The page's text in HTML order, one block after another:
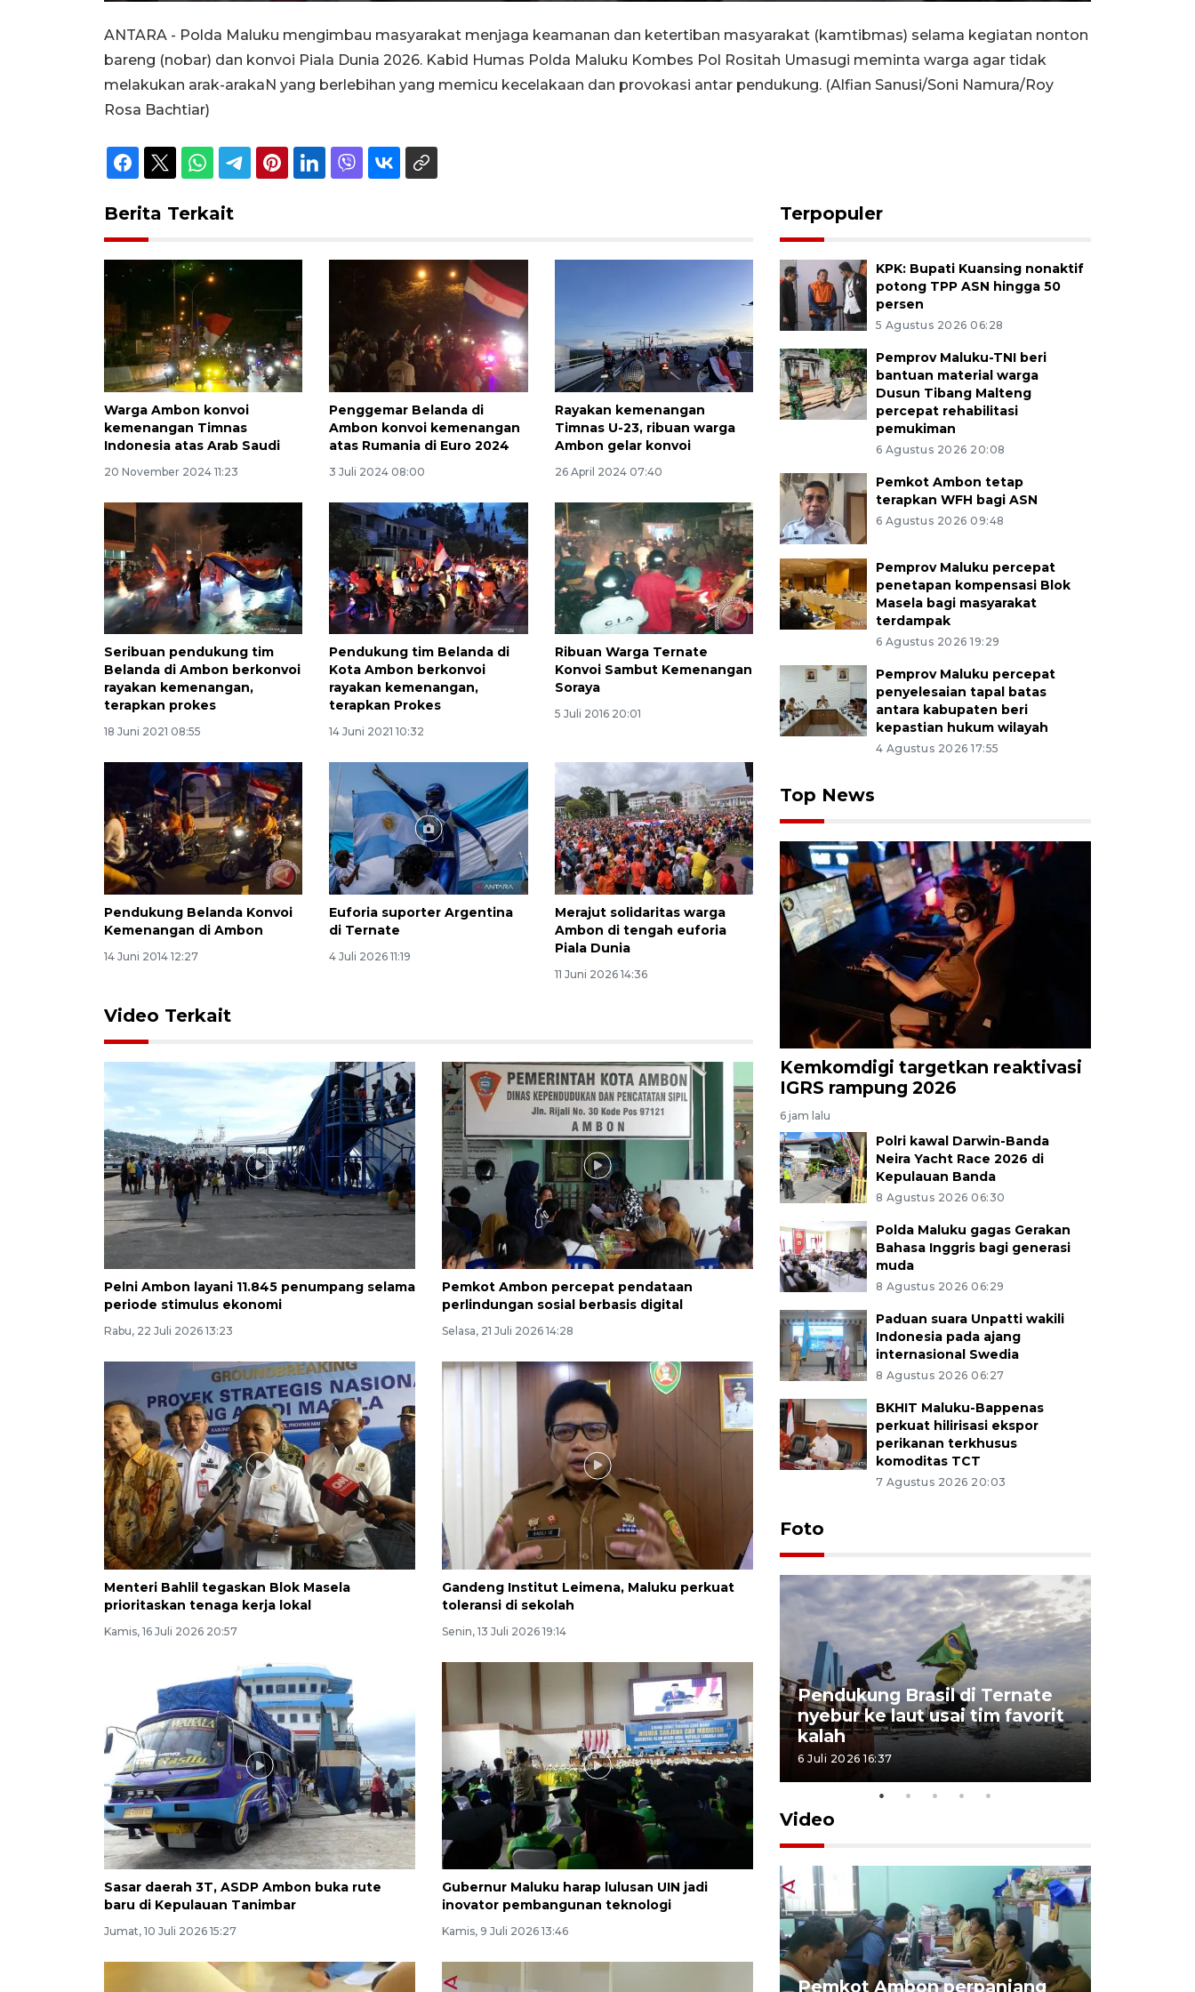
ANTARA - Polda Maluku mengimbau masyarakat menjaga keamanan dan ketertiban masyarakat (kamtibmas) selama kegiatan nonton
bareng (nobar) dan konvoi Piala Dunia 2026. Kabid Humas Polda Maluku Kombes Pol Rositah Umasugi meminta warga agar tidak
melakukan arak-arakaN yang berlebihan yang memicu kecelakaan dan provokasi antar pendukung. (Alfian Sanusi/Soni Namura/Roy
Rosa Bachtiar)
Berita Terkait
Warga Ambon konvoi
kemenangan Timnas
Indonesia atas Arab Saudi
20 November 2024 11:23
Penggemar Belanda di
Ambon konvoi kemenangan
atas Rumania di Euro 2024
3 Juli 2024 08:00
Rayakan kemenangan
Timnas U-23, ribuan warga
Ambon gelar konvoi
26 April 2024 07:40
Seribuan pendukung tim
Belanda di Ambon berkonvoi
rayakan kemenangan,
terapkan prokes
18 Juni 2021 08:55
Pendukung tim Belanda di
Kota Ambon berkonvoi
rayakan kemenangan,
terapkan Prokes
14 Juni 2021 10:32
Ribuan Warga Ternate
Konvoi Sambut Kemenangan
Soraya
5 Juli 2016 20:01
Pendukung Belanda Konvoi
Kemenangan di Ambon
14 Juni 2014 12:27
Euforia suporter Argentina
di Ternate
4 Juli 2026 11:19
Merajut solidaritas warga
Ambon di tengah euforia
Piala Dunia
11 Juni 2026 14:36
Video Terkait
Pelni Ambon layani 11.845 penumpang selama
periode stimulus ekonomi
Rabu, 22 Juli 2026 13:23
Pemkot Ambon percepat pendataan
perlindungan sosial berbasis digital
Selasa, 21 Juli 2026 14:28
Menteri Bahlil tegaskan Blok Masela
prioritaskan tenaga kerja lokal
Kamis, 16 Juli 2026 20:57
Gandeng Institut Leimena, Maluku perkuat
toleransi di sekolah
Senin, 13 Juli 2026 19:14
Sasar daerah 3T, ASDP Ambon buka rute
baru di Kepulauan Tanimbar
Jumat, 10 Juli 2026 15:27
Gubernur Maluku harap lulusan UIN jadi
inovator pembangunan teknologi
Kamis, 9 Juli 2026 13:46
Terpopuler
KPK: Bupati Kuansing nonaktif
potong TPP ASN hingga 50
persen
5 Agustus 2026 06:28
Pemprov Maluku-TNI beri
bantuan material warga
Dusun Tibang Malteng
percepat rehabilitasi
pemukiman
6 Agustus 2026 20:08
Pemkot Ambon tetap
terapkan WFH bagi ASN
6 Agustus 2026 09:48
Pemprov Maluku percepat
penetapan kompensasi Blok
Masela bagi masyarakat
terdampak
6 Agustus 2026 19:29
Pemprov Maluku percepat
penyelesaian tapal batas
antara kabupaten beri
kepastian hukum wilayah
4 Agustus 2026 17:55
Top News
Kemkomdigi targetkan reaktivasi
IGRS rampung 2026
6 jam lalu
Polri kawal Darwin-Banda
Neira Yacht Race 2026 di
Kepulauan Banda
8 Agustus 2026 06:30
Polda Maluku gagas Gerakan
Bahasa Inggris bagi generasi
muda
8 Agustus 2026 06:29
Paduan suara Unpatti wakili
Indonesia pada ajang
internasional Swedia
8 Agustus 2026 06:27
BKHIT Maluku-Bappenas
perkuat hilirisasi ekspor
perikanan terkhusus
komoditas TCT
7 Agustus 2026 20:03
Foto
Unjuk rasa protes penataan
Pasar Higienis
5 Mei 2026 05:32
Pendukung Brasil di Ternate
nyebur ke laut usai tim favorit
kalah
6 Juli 2026 16:37
Video
Ambon ajak semua pihak buka
Pemkot Ambon perpanjang